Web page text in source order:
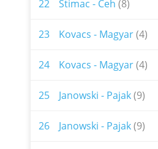
22 Štimac - Čeh (8)
23 Kovacs - Magyar(4)
24 Kovacs - Magyar(4)
25 Janowski - Pajak(9)
26 Janowski - Pajak(9)